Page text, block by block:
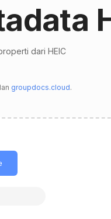
dari HEIC
groupdocs.cloud.